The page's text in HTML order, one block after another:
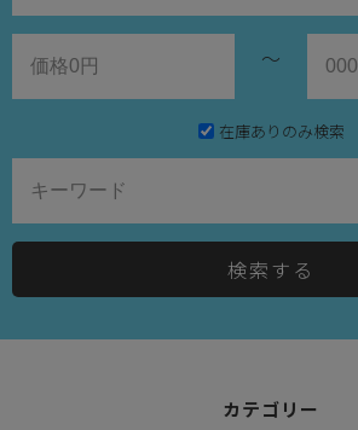
～
在庫ありのみ検索
検索する
カテゴリー